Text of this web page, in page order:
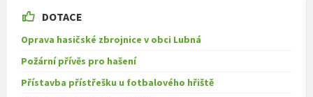
DOTACE
Oprava hasičské zbrojnice v obci Lubná
Požární přívěs pro hašení
Přístavba přístřešku u fotbalového hřiště